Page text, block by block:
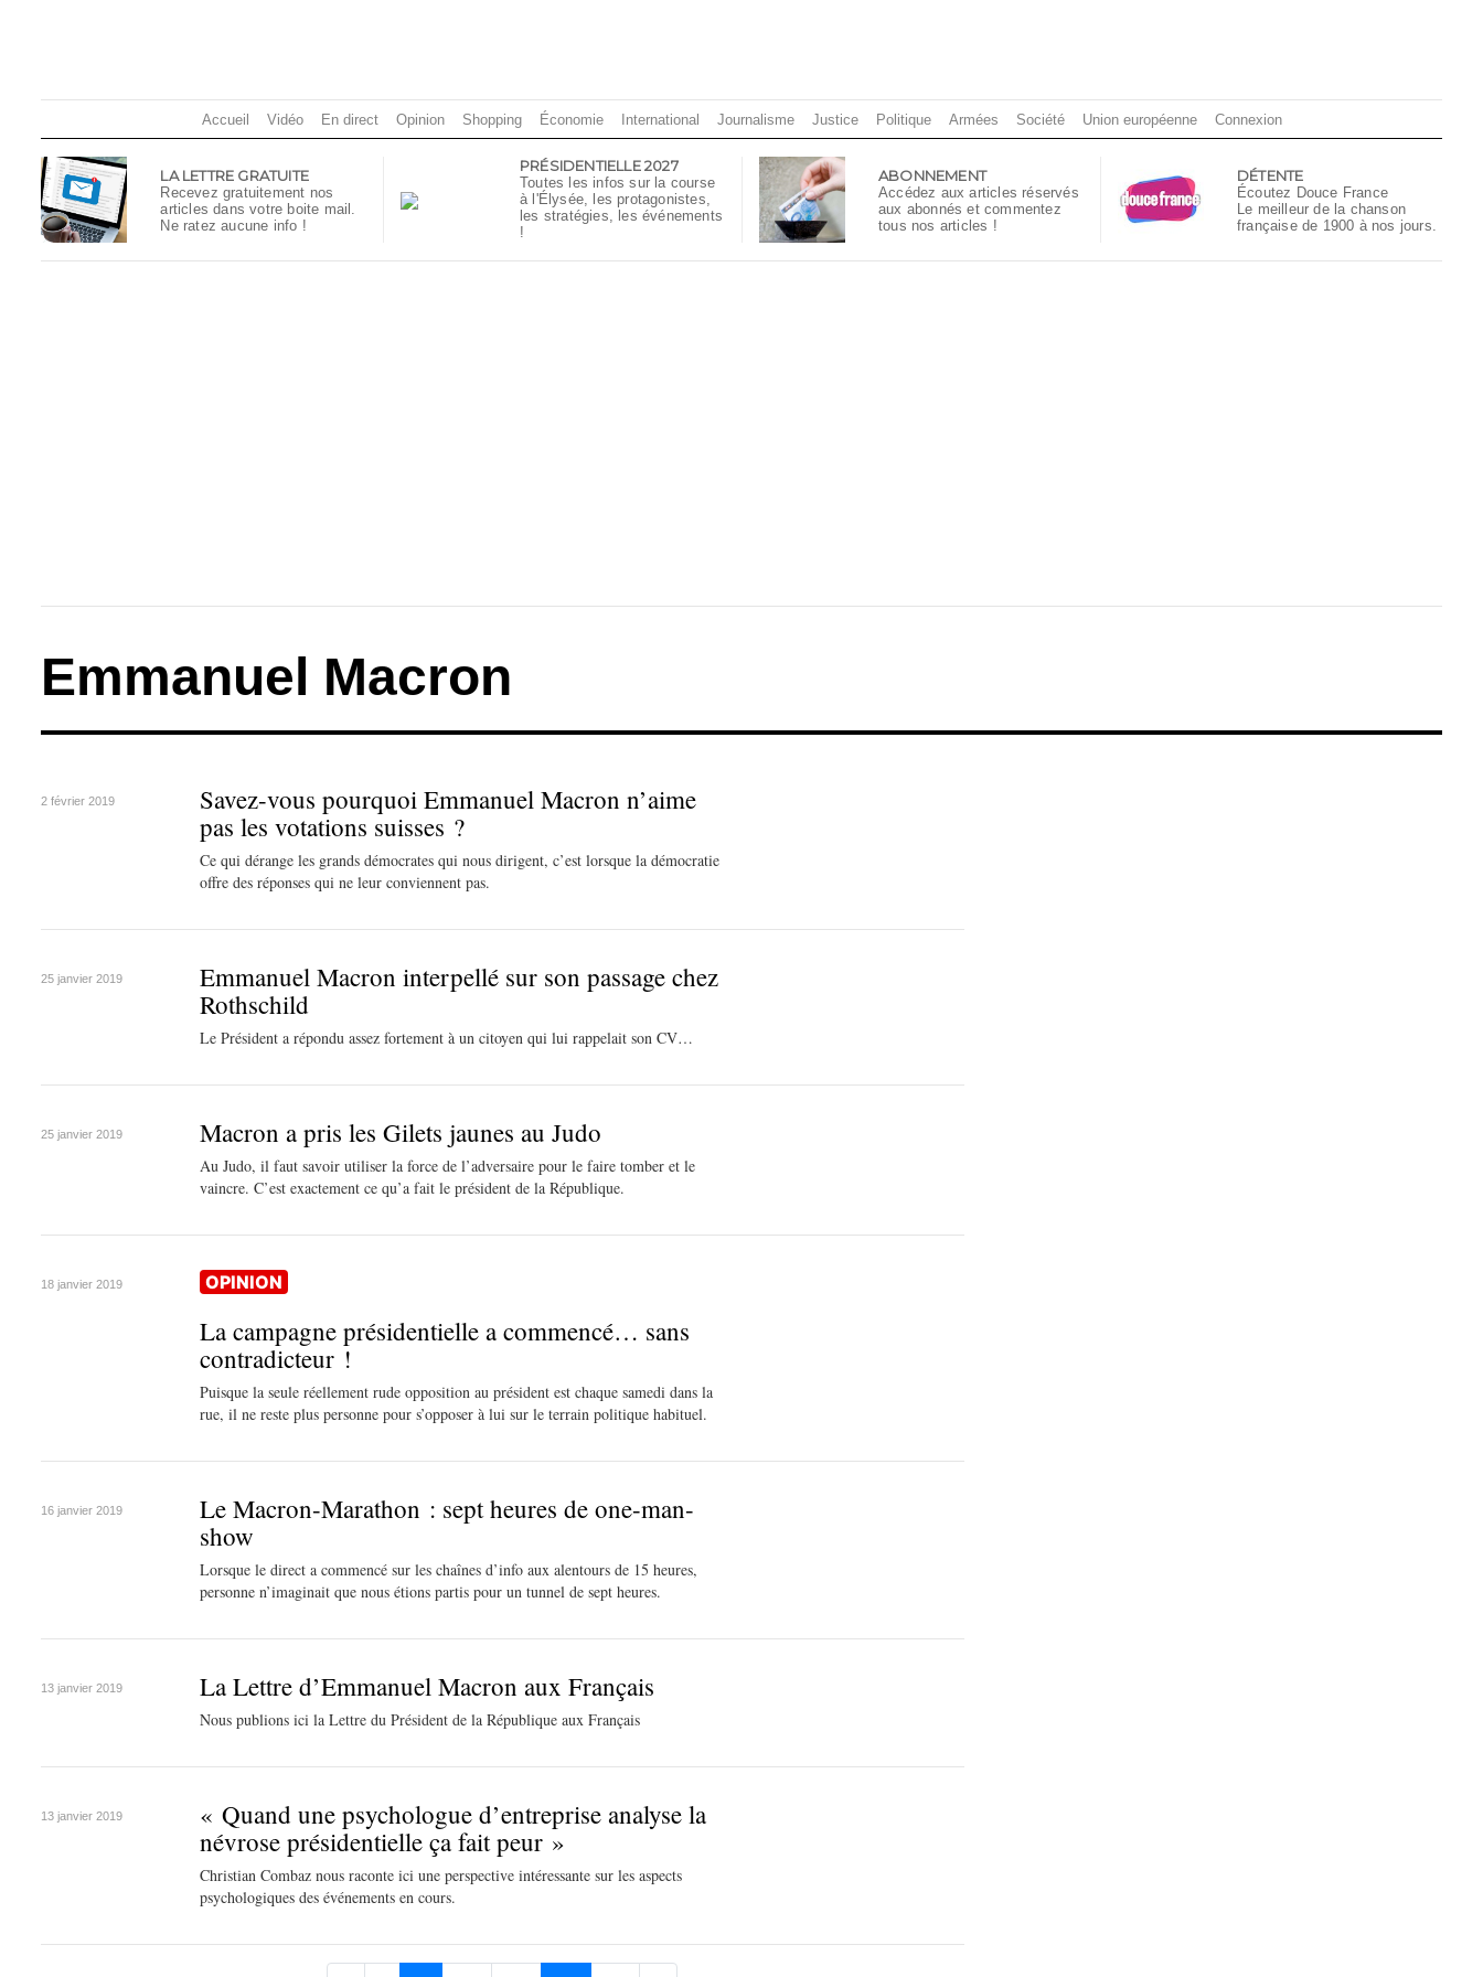
Accueil Vidéo En direct Opinion Shopping Économie International Journalisme Justice Politique Armées Société Union européenne Connexion
LA LETTRE GRATUITE
Recevez gratuitement nos
articles dans votre boite mail.
Ne ratez aucune info !
PRÉSIDENTIELLE 2027
Toutes les infos sur la course
à l'Élysée, les protagonistes,
les stratégies, les événements
!
ABONNEMENT
Accédez aux articles réservés
aux abonnés et commentez
tous nos articles !
DÉTENTE
Écoutez Douce France
Le meilleur de la chanson
française de 1900 à nos jours.
Emmanuel Macron
2 février 2019
Savez-vous pourquoi Emmanuel Macron n’aime
pas les votations suisses ?
Ce qui dérange les grands démocrates qui nous dirigent, c’est lorsque la démocratie
offre des réponses qui ne leur conviennent pas.
25 janvier 2019
Emmanuel Macron interpellé sur son passage chez
Rothschild
Le Président a répondu assez fortement à un citoyen qui lui rappelait son CV…
25 janvier 2019 Macron a pris les Gilets jaunes au Judo
Au Judo, il faut savoir utiliser la force de l’adversaire pour le faire tomber et le
vaincre. C’est exactement ce qu’a fait le président de la République.
18 janvier 2019 OPINION
La campagne présidentielle a commencé… sans
contradicteur !
Puisque la seule réellement rude opposition au président est chaque samedi dans la
rue, il ne reste plus personne pour s’opposer à lui sur le terrain politique habituel.
16 janvier 2019
Le Macron-Marathon : sept heures de one-man-
show
Lorsque le direct a commencé sur les chaînes d’info aux alentours de 15 heures,
personne n’imaginait que nous étions partis pour un tunnel de sept heures.
13 janvier 2019 La Lettre d’Emmanuel Macron aux Français
Nous publions ici la Lettre du Président de la République aux Français
13 janvier 2019
« Quand une psychologue d’entreprise analyse la
névrose présidentielle ça fait peur »
Christian Combaz nous raconte ici une perspective intéressante sur les aspects
psychologiques des événements en cours.